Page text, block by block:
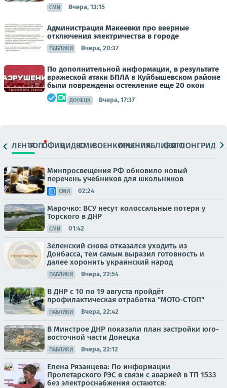
СМИ Вчера, 13:15
Администрация Макеевки про веерные
отключения электричества в городе
ПАБЛИКИ Вчера, 20:37
По дополнительной информации, в результате
вражеской атаки БПЛА в Куйбышевском районе
были повреждены остекление еще 20 окон
ДОНЕЦК Вчера, 17:37
ЛЕНТАТОПОФИЦ.ВИДЕОСМИВОЕНКОРЫМНЕНИЯПАБЛИКИ
ФОТОЛОНГРИДЫ
Минпросвещения РФ обновило новый
перечень учебников для школьников
СМИ 02:24
Марочко: ВСУ несут колоссальные потери у
Торского в ДНР
СМИ 01:42
Зеленский снова отказался уходить из
Донбасса, тем самым выразил готовность и
далее хоронить украинский народ
ПАБЛИКИ Вчера, 22:54
В ДНР с 10 по 19 августа пройдёт
профилактическая отработка "МОТО-СТОП"
ПАБЛИКИ Вчера, 22:42
В Минстрое ДНР показали план застройки юго-
восточной части Донецка
ПАБЛИКИ Вчера, 22:12
Елена Рязанцева: По информации
Пролетарского РЭС в связи с аварией в ТП 1533
без электроснабжения остаются: